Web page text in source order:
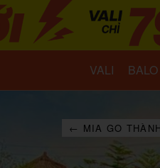
VALI BALO
← MIA GO